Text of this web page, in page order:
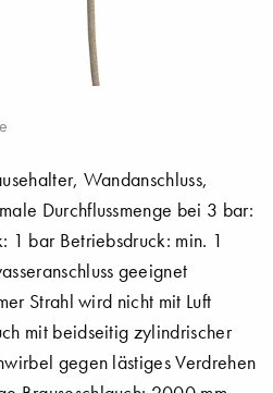
Wandanschluss,
Durchflussmenge bei 3 bar:
bar Betriebsdruck: min. 1
geeignet
Strahl wird nicht mit Luft
mit beidseitig zylindrischer
gegen lästiges Verdrehen